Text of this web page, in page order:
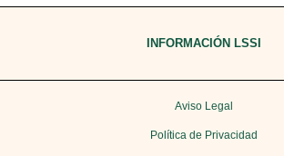
INFORMACIÓN LSSI
Aviso Legal
Política de Privacidad